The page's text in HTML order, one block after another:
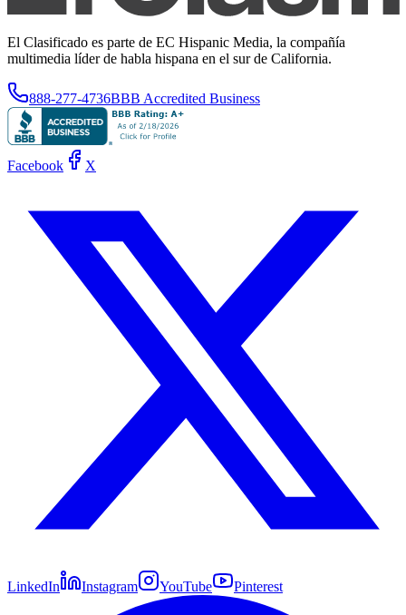
El Clasificado es parte de EC Hispanic Media, la compañía
multimedia líder de habla hispana en el sur de California.
888-277-4736BBB Accredited Business
Facebook X
LinkedIn Instagram YouTube Pinterest